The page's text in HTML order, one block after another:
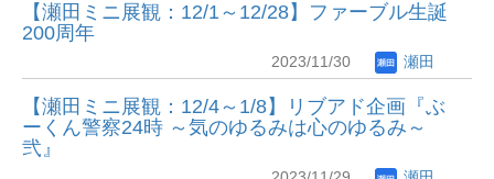
【瀬田ミニ展観：12/1～12/28】ファーブル生誕
200周年
2023/11/30 瀬田
【瀬田ミニ展観：12/4～1/8】リブアド企画『ぶ
ーくん警察24時 ～気のゆるみは心のゆるみ～
弐』